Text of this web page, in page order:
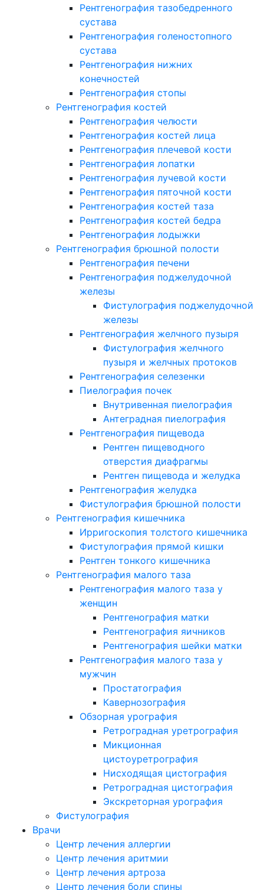
Рентгенография тазобедренного
сустава
Рентгенография голеностопного
сустава
Рентгенография нижних
конечностей
Рентгенография стопы
Рентгенография костей
Рентгенография челюсти
Рентгенография костей лица
Рентгенография плечевой кости
Рентгенография лопатки
Рентгенография лучевой кости
Рентгенография пяточной кости
Рентгенография костей таза
Рентгенография костей бедра
Рентгенография лодыжки
Рентгенография брюшной полости
Рентгенография печени
Рентгенография поджелудочной
железы
Фистулография поджелудочной
железы
Рентгенография желчного пузыря
Фистулография желчного
пузыря и желчных протоков
Рентгенография селезенки
Пиелография почек
Внутривенная пиелография
Антеградная пиелография
Рентгенография пищевода
Рентген пищеводного
отверстия диафрагмы
Рентген пищевода и желудка
Рентгенография желудка
Фистулография брюшной полости
Рентгенография кишечника
Ирригоскопия толстого кишечника
Фистулография прямой кишки
Рентген тонкого кишечника
Рентгенография малого таза
Рентгенография малого таза у
женщин
Рентгенография матки
Рентгенография яичников
Рентгенография шейки матки
Рентгенография малого таза у
мужчин
Простатография
Кавернозография
Обзорная урография
Ретроградная уретрография
Микционная
цистоуретрография
Нисходящая цистография
Ретроградная цистография
Экскреторная урография
Фистулография
Врачи
Центр лечения аллергии
Центр лечения аритмии
Центр лечения артроза
Центр лечения боли спины